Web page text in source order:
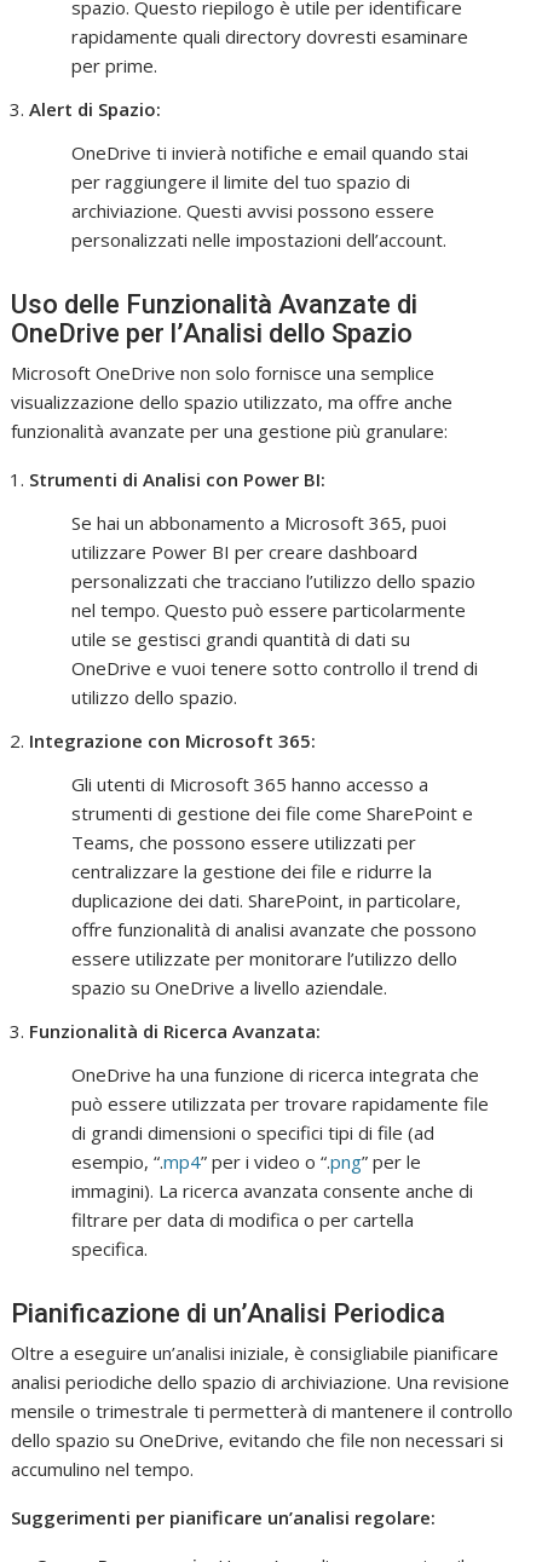
spazio. Questo riepilogo è utile per identificare
rapidamente quali directory dovresti esaminare
per prime.
Alert di Spazio:
OneDrive ti invierà notifiche e email quando stai
per raggiungere il limite del tuo spazio di
archiviazione. Questi avvisi possono essere
personalizzati nelle impostazioni dell’account.
Uso delle Funzionalità Avanzate di
OneDrive per l’Analisi dello Spazio
Microsoft OneDrive non solo fornisce una semplice
visualizzazione dello spazio utilizzato, ma offre anche
funzionalità avanzate per una gestione più granulare:
Strumenti di Analisi con Power BI:
Se hai un abbonamento a Microsoft 365, puoi
utilizzare Power BI per creare dashboard
personalizzati che tracciano l’utilizzo dello spazio
nel tempo. Questo può essere particolarmente
utile se gestisci grandi quantità di dati su
OneDrive e vuoi tenere sotto controllo il trend di
utilizzo dello spazio.
Integrazione con Microsoft 365:
Gli utenti di Microsoft 365 hanno accesso a
strumenti di gestione dei file come SharePoint e
Teams, che possono essere utilizzati per
centralizzare la gestione dei file e ridurre la
duplicazione dei dati. SharePoint, in particolare,
offre funzionalità di analisi avanzate che possono
essere utilizzate per monitorare l’utilizzo dello
spazio su OneDrive a livello aziendale.
Funzionalità di Ricerca Avanzata:
OneDrive ha una funzione di ricerca integrata che
può essere utilizzata per trovare rapidamente file
di grandi dimensioni o specifici tipi di file (ad
esempio, “.mp4” per i video o “.png” per le
immagini). La ricerca avanzata consente anche di
filtrare per data di modifica o per cartella
specifica.
Pianificazione di un’Analisi Periodica
Oltre a eseguire un’analisi iniziale, è consigliabile pianificare
analisi periodiche dello spazio di archiviazione. Una revisione
mensile o trimestrale ti permetterà di mantenere il controllo
dello spazio su OneDrive, evitando che file non necessari si
accumulino nel tempo.
Suggerimenti per pianificare un’analisi regolare: